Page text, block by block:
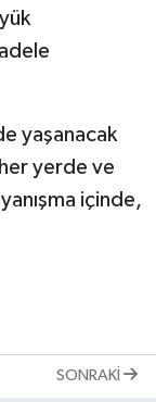
yaşanacak
her yerde ve
içinde,
SONRAKI